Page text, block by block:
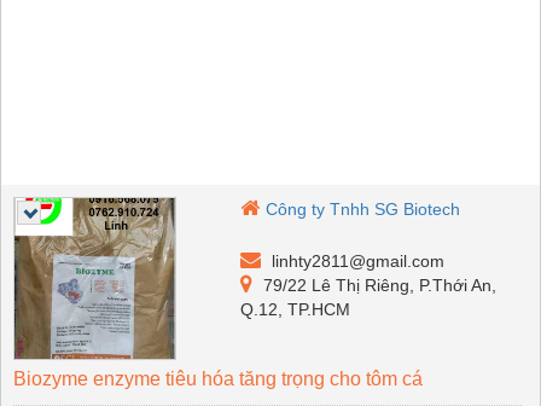
Công ty Tnhh SG Biotech
linhty2811@gmail.com
79/22 Lê Thị Riêng, P.Thới An,
Q.12, TP.HCM
Biozyme enzyme tiêu hóa tăng trọng cho tôm cá